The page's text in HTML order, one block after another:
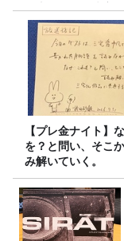
（土）に開催決定
FC先行受付スター
【プレ金ナイト】
を？と問い、そこ
み解いていく。